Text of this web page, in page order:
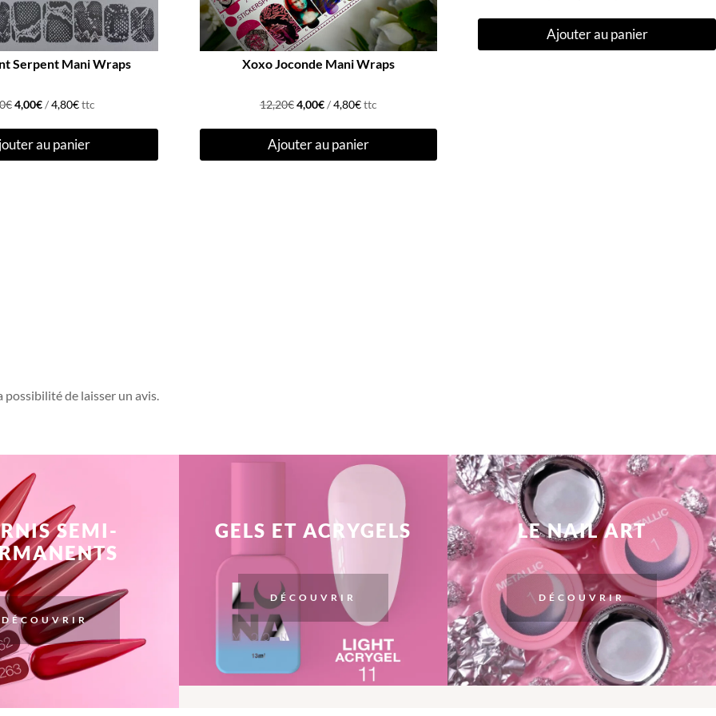
Serpent Mani Wraps
€Le
initial
4,00€Le
actuel
/4,80€ttc
au panier
Xoxo Joconde Mani Wraps
12,20€Le
initial
4,00€Le
actuel
/4,80€ttc
Ajouter au panier
initialactuel
Ajouter au panier
de laisser un avis.
SEMI-
DÉCOUVRIR
GELS ET ACRYGELS
DÉCOUVRIR
LE NAIL ART
DÉCOUVRIR